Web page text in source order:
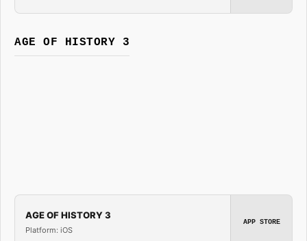
AGE OF HISTORY 3
AGE OF HISTORY 3
Platform: iOS
APP STORE